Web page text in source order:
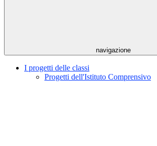
navigazione
I progetti delle classi
Progetti dell'Istituto Comprensivo